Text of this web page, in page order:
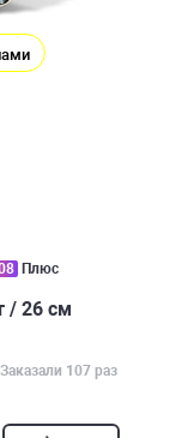
Плюс
/ 26 см
Заказали 107 раз